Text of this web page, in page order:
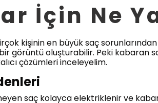
İçin Ne
kişinin en büyük saç
görüntü oluşturabilir. Peki kabaran
çözümleri inceleyelim.
saç kolayca elektriklenir ve